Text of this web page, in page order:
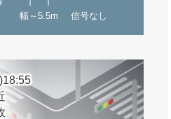
幅～5.5m 信号なし